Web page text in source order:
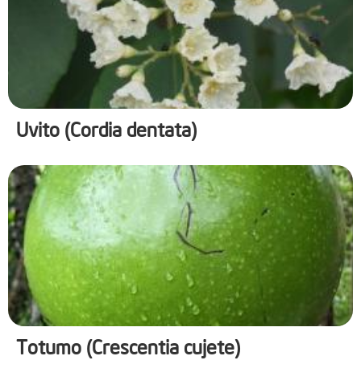
Uvito (Cordia dentata)
Totumo (Crescentia cujete)